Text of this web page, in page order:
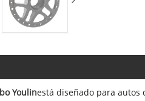
Youlinestá diseñado para autos